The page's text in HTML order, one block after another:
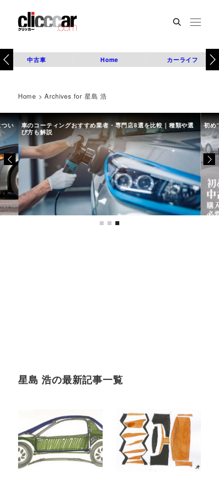
中古車 Home カーライフ
Home >Archives for 星島 浩
い 車のコーティングおすすめ業者・専門店8選を比較｜種類や選
び方も解説
初め
星島 浩の最新記事一覧